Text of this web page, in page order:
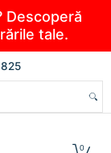
Descoperă
tale.
OFERTELE VERII
0